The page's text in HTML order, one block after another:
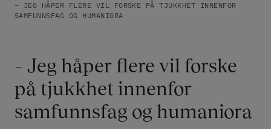
d
g
a
s
– JEG HÅPER FLERE VIL FORSKE PÅ TJUKKHET INNENFOR
SAMFUNNSFAG OG HUMANIORA
– Jeg håper flere vil forske
på tjukkhet innenfor
samfunnsfag og humaniora